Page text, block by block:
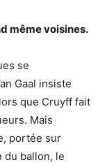
même voisines.
se
Gaal insiste
que Cruyff fait
Mais
portée sur
du ballon, le